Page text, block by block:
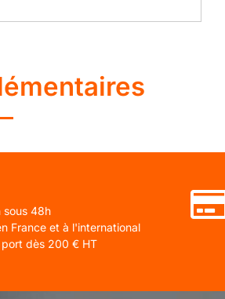
sous 48h
France et à l'international
port dès 200 € HT